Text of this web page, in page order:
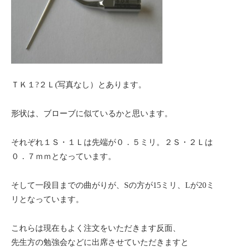
ＴＫ１?２Ｌ(写真なし）とあります。
形状は、ブローブに似ているかと思います。
それぞれ１Ｓ・１Ｌは先端が０．５ミリ。２Ｓ・２Ｌは
０．７ｍｍとなっています。
そして一段目までの曲がりが、Sの方が15ミリ、Lが20ミ
リとなっています。
これらは現在もよく注文をいただきます反面、
先生方の勉強会などに出席させていただきますと